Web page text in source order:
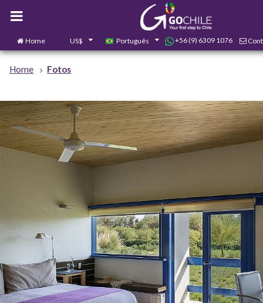
Home US$ Português +56 (9) 6309 1076
Home Fotos